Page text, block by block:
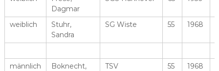
Dagmar
weiblich
Stuhr,
Sandra
SG Wiste 55 1968
männlich
Boknecht,
TSV
55 1968